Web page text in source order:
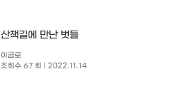
산책길에 만난 벗들
이금로
조회수 67 회
| 2022.11.14